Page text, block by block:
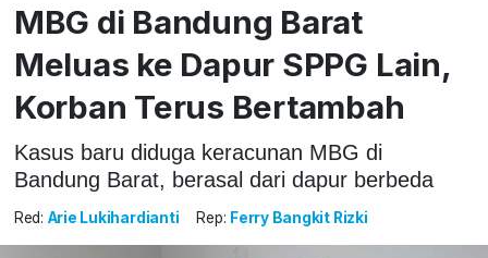
MBG di Bandung Barat
Meluas ke Dapur SPPG Lain,
Korban Terus Bertambah
Kasus baru diduga keracunan MBG di
Bandung Barat, berasal dari dapur berbeda
Red: Arie Lukihardianti Rep: Ferry Bangkit Rizki